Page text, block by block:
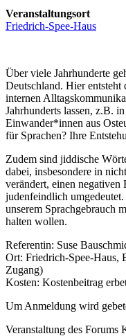
Veranstaltungsort
Friedrich-Spee-Haus
Über viele Jahrhunderte
Deutschland. Hier entsteht
internen
Jahrhunderts lassen, z.B.
Einwander*innen aus
für Sprachen? Ihre
Zudem sind jiddische
dabei, insbesondere in
verändert, einen negativen
judenfeindlich
unserem Sprachgebrauch
halten wollen.
Referentin: Suse
Ort: Friedrich-Spee-Haus,
Zugang)
Kosten: Kostenbeitrag
Um Anmeldung wird
Veranstaltung des Forums